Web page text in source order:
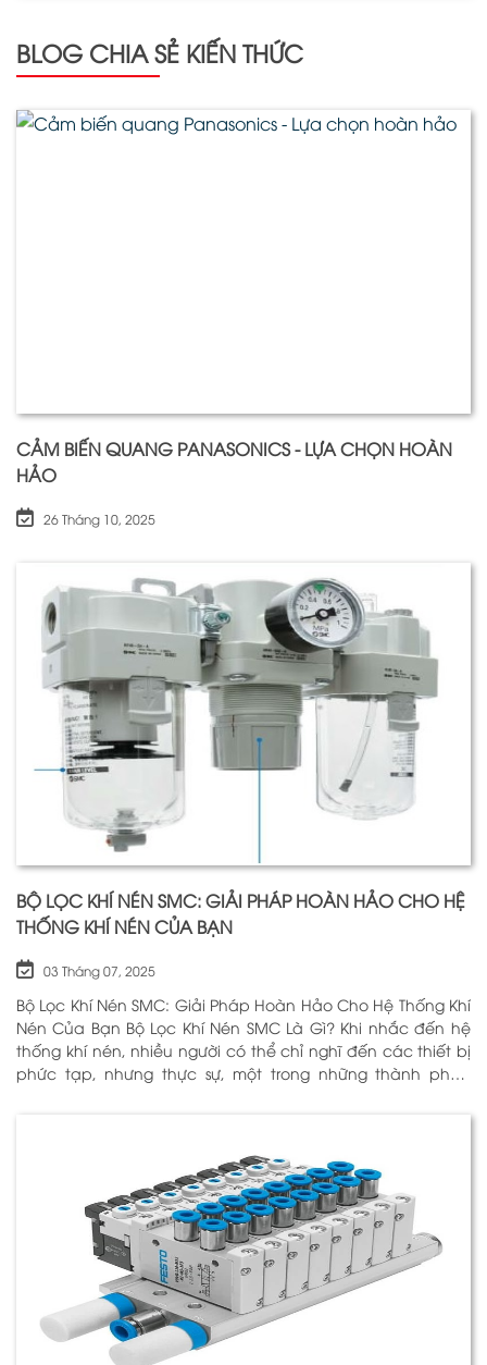
BLOG CHIA SẺ KIẾN THỨC
CẢM BIẾN QUANG PANASONICS - LỰA CHỌN HOÀN
HẢO
26 Tháng 10, 2025
BỘ LỌC KHÍ NÉN SMC: GIẢI PHÁP HOÀN HẢO CHO HỆ
THỐNG KHÍ NÉN CỦA BẠN
03 Tháng 07, 2025
Bộ Lọc Khí Nén SMC: Giải Pháp Hoàn Hảo Cho Hệ Thống Khí
Nén Của Bạn Bộ Lọc Khí Nén SMC Là Gì? Khi nhắc đến hệ
thống khí nén, nhiều người có thể chỉ nghĩ đến các thiết bị
phức tạp, nhưng thực sự, một trong những thành phần